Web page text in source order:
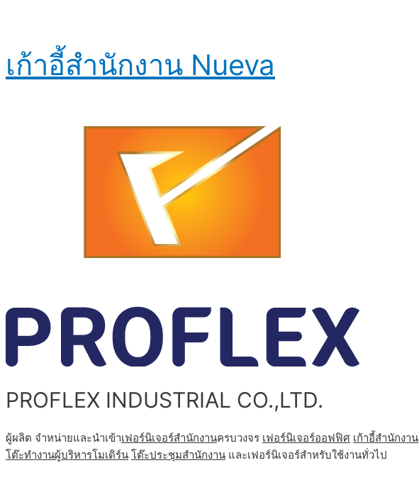
เก้าอี้สำนักงาน Nueva
PROFLEX INDUSTRIAL CO.,LTD.
ผู้ผลิต จำหน่ายและนำเข้าเฟอร์นิเจอร์สำนักงานครบวงจร เฟอร์นิเจอร์ออฟฟิศ เก้าอี้สำนักงาน
โต๊ะทํางานผู้บริหารโมเดิร์น โต๊ะประชุมสำนักงาน และเฟอร์นิเจอร์สำหรับใช้งานทั่วไป